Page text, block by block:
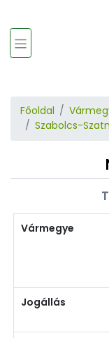
Főoldal
Szabolcs-
Vármegye
Jogállás